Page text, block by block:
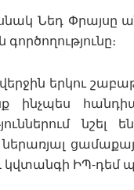
Նեդ Փրայսը
երկու
ինչպես
ներառյալ
կվտանգի ԻՊ-դեմ